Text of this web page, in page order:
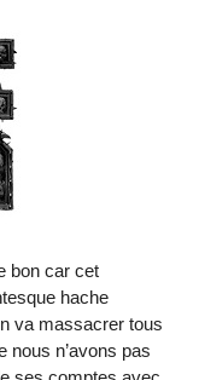
bon car cet
hache
va massacrer tous
nous n’avons pas